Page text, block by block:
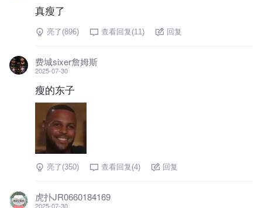
真瘦了
亮了(896) 查看回复(11) 回复
费城sixer詹姆斯
2025-07-30
瘦的东子
亮了(350) 查看回复(4) 回复
虎扑JR0660184169
2025-07-30